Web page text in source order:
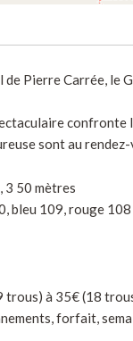
Pierre Carrée, le
sont au
3 50 mètres
bleu 109, rouge 108
trous) à 35€ (18
forfait,